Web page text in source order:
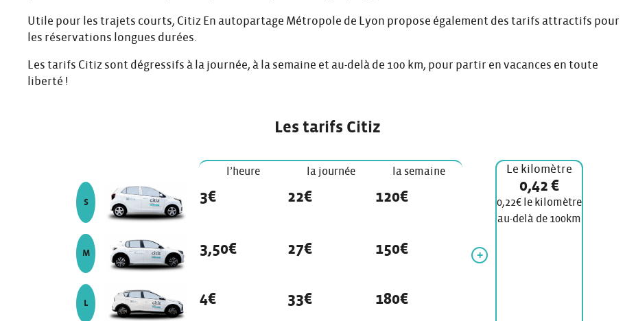
Utile pour les trajets courts, Citiz En autopartage Métropole de Lyon propose également des tarifs attractifs pour
les réservations longues durées.
Les tarifs Citiz sont dégressifs à la journée, à la semaine et au-delà de 100 km, pour partir en vacances en toute
liberté !
Les tarifs Citiz
l’heure la journée
la semaine
véhicule de modèle
S 3€ 22€ 120€
véhicule de modèle
M 3,50€ 27€ 150€
véhicule de modèle
L 4€ 33€ 180€
Le kilomètre
0,42 €
0,22€ le kilomètre
au-delà de 100km